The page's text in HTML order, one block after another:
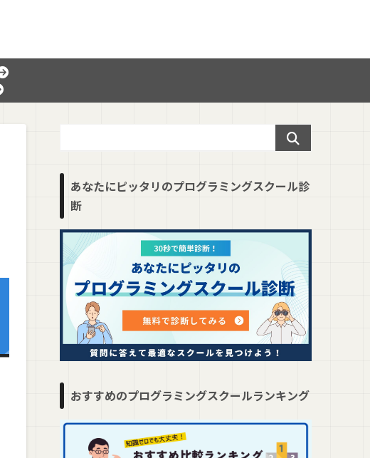
あなたにピッタリのプログラミングスクール診
断
おすすめのプログラミングスクールランキング